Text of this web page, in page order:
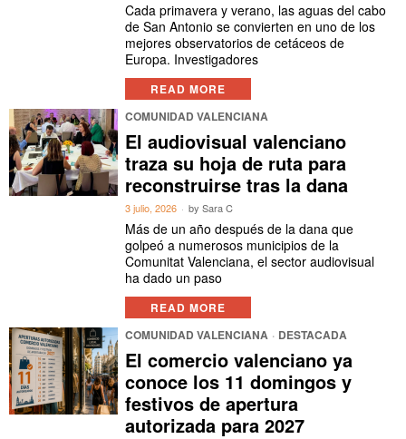
Cada primavera y verano, las aguas del cabo
de San Antonio se convierten en uno de los
mejores observatorios de cetáceos de
Europa. Investigadores
READ MORE
COMUNIDAD VALENCIANA
El audiovisual valenciano
traza su hoja de ruta para
reconstruirse tras la dana
3 julio, 2026 bySara C
Más de un año después de la dana que
golpeó a numerosos municipios de la
Comunitat Valenciana, el sector audiovisual
ha dado un paso
READ MORE
COMUNIDAD VALENCIANA · DESTACADA
El comercio valenciano ya
conoce los 11 domingos y
festivos de apertura
autorizada para 2027